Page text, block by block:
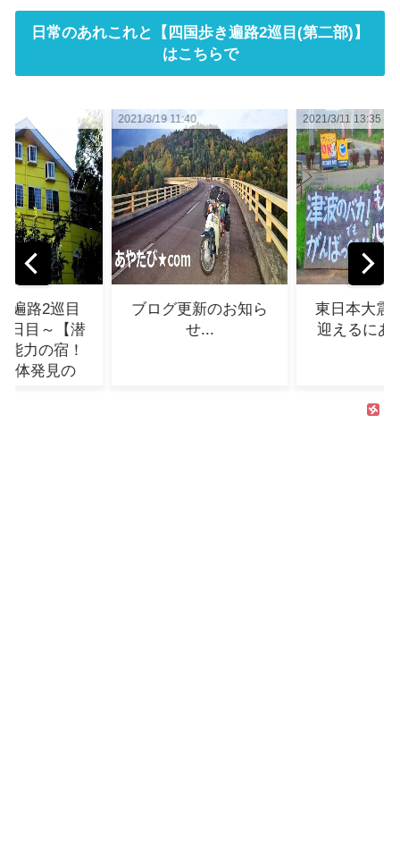
日常のあれこれと【四国歩き遍路2巡目(第二部)】
はこちらで
更新のお知ら
せ...
2021/3/11 13:35
東日本大震災10年を
迎えるにあたって...
2021/2/21 14:54
テ